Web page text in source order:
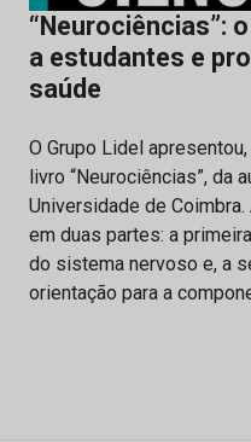
“Neurociências”:
a estudantes e
saúde
O Grupo Lidel
livro “Neurociências”, da
Universidade de
em duas partes: a
do sistema nervoso e, a
orientação para a